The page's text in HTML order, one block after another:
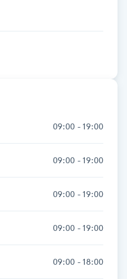
09:00 - 19:00
09:00 - 19:00
09:00 - 19:00
09:00 - 19:00
09:00 - 18:00